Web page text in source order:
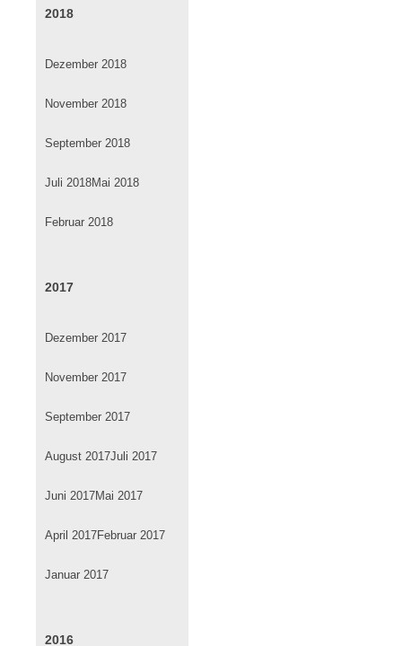
2018
Dezember 2018
November 2018
September 2018
Juli 2018Mai 2018
Februar 2018
2017
Dezember 2017
November 2017
September 2017
August 2017Juli 2017
Juni 2017Mai 2017
April 2017Februar 2017
Januar 2017
2016